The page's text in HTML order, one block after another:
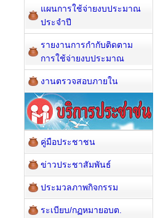
แผนการใช้จ่ายงบประมาณ
ประจำปี
รายงานการกำกับติดตาม
การใช้จ่ายงบประมาณ
งานตรวจสอบภายใน
คู่มือประชาชน
ข่าวประชาสัมพันธ์
ประมวลภาพกิจกรรม
ระเบียบ/กฏหมายอบต.